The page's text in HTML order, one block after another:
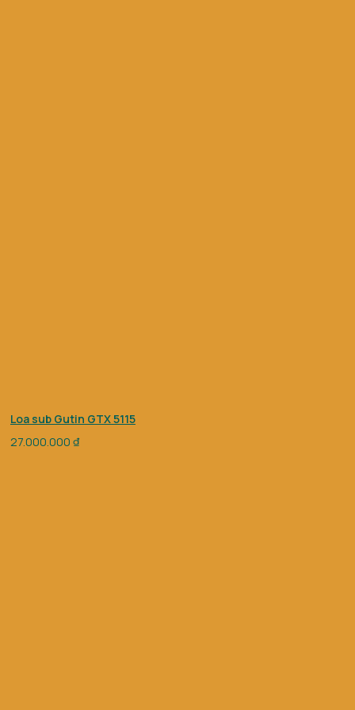
Loa sub Gutin GTX 5115
27.000.000 ₫